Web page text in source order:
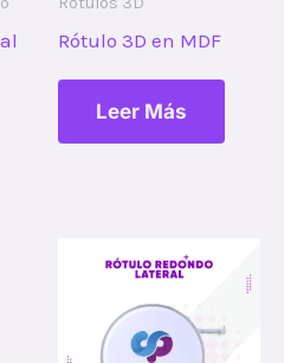
Rótulo 3D en MDF
Leer Más